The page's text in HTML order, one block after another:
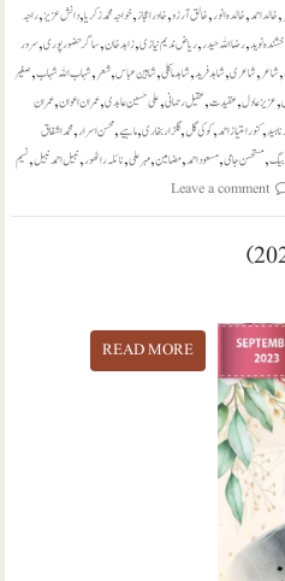
,خالد احمد,خالدہ انور,خالق آرزو,خاور اعجاز,خواجہ محمد زکریا,دانش عزیز,راجہ
نوید,رضا اللہ حیدر,ریاض ندیم نیازی,زاہد خان,ساگر حضور پوری,سرور
,شاعر,شاعری,شاہد فرید,شاہد ماکلی,شاہین عباس,شعر,شہاب اللہ شہاب,صغیر
,عزیز عادل,عقیدت,عقیل رحمانی,علی حسین عابدی,عمران اعوان,عمران
,کنور امتیاز احمد,کوکی گل,گلزار بخاری,ماہیے,محسن اسرار,محمد اشفاق
بیگ,مستحسن جامی,مسعود احمد,مضامین,مہر علی,نائلہ راٹھور,نبیل احمد نبیل,نسیم
Leave a comment
READ MORE